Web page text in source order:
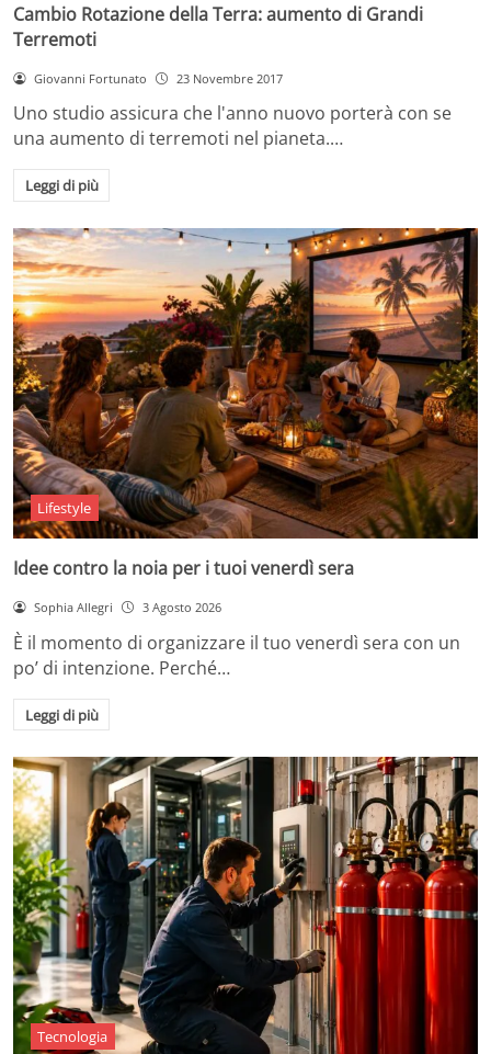
Cambio Rotazione della Terra: aumento di Grandi
Terremoti
Giovanni Fortunato 23 Novembre 2017
Uno studio assicura che l'anno nuovo porterà con se
una aumento di terremoti nel pianeta.…
Leggi di più
Lifestyle
Idee contro la noia per i tuoi venerdì sera
Sophia Allegri 3 Agosto 2026
È il momento di organizzare il tuo venerdì sera con un
po’ di intenzione. Perché…
Leggi di più
Tecnologia